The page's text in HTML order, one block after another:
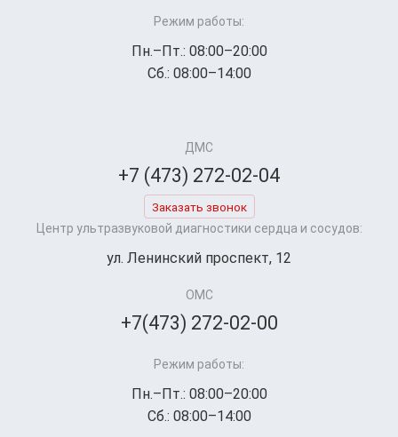
Режим работы:
Пн.–Пт.: 08:00–20:00
Сб.: 08:00–14:00
ДМС
+7 (473) 272-02-04
Заказать звонок
Центр ультразвуковой диагностики сердца и сосудов:
ул. Ленинский проспект, 12
ОМС
+7(473) 272-02-00
Режим работы:
Пн.–Пт.: 08:00–20:00
Сб.: 08:00–14:00